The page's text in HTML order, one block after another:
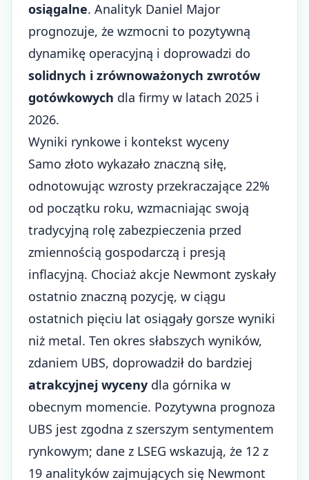
osiągalne. Analityk Daniel Major
prognozuje, że wzmocni to pozytywną
dynamikę operacyjną i doprowadzi do
solidnych i zrównoważonych zwrotów
gotówkowych dla firmy w latach 2025 i
2026.
Wyniki rynkowe i kontekst wyceny
Samo złoto wykazało znaczną siłę,
odnotowując wzrosty przekraczające 22%
od początku roku, wzmacniając swoją
tradycyjną rolę zabezpieczenia przed
zmiennością gospodarczą i presją
inflacyjną. Chociaż akcje Newmont zyskały
ostatnio znaczną pozycję, w ciągu
ostatnich pięciu lat osiągały gorsze wyniki
niż metal. Ten okres słabszych wyników,
zdaniem UBS, doprowadził do bardziej
atrakcyjnej wyceny dla górnika w
obecnym momencie. Pozytywna prognoza
UBS jest zgodna z szerszym sentymentem
rynkowym; dane z LSEG wskazują, że 12 z
19 analityków zajmujących się Newmont